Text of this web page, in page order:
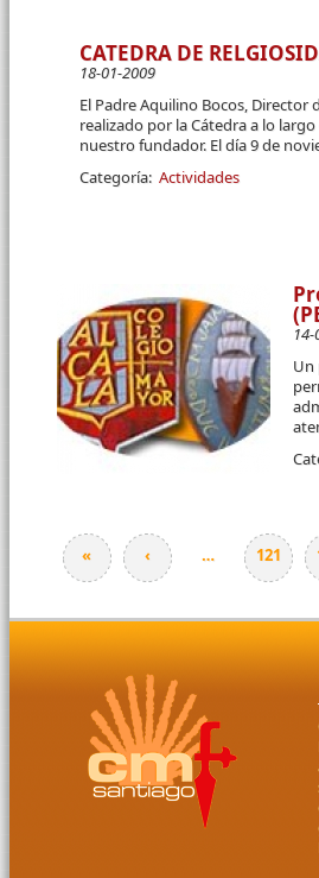
CATEDRA DE
18-01-2009
El Padre Aquilino Bocos,
realizado por la Cátedra a lo
nuestro fundador. El día 9 de
Categoría: Actividades
Un
Páginas
« ‹ … 121